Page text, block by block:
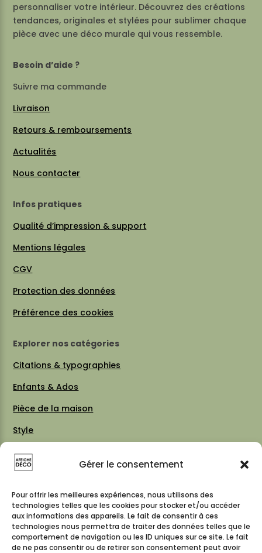
Gérer le consentement
Pour offrir les meilleures expériences, nous utilisons des
technologies telles que les cookies pour stocker et/ou accéder
aux informations des appareils. Le fait de consentir à ces
technologies nous permettra de traiter des données telles que le
comportement de navigation ou les ID uniques sur ce site. Le fait
de ne pas consentir ou de retirer son consentement peut avoir
personnaliser votre intérieur. Découvrez des créations
tendances, originales et stylées pour sublimer chaque
pièce avec une déco murale qui vous ressemble.
Besoin d’aide ?
Suivre ma commande
Livraison
Retours & remboursements
Actualités
Nous contacter
Infos pratiques
Qualité d’impression & support
Mentions légales
CGV
Protection des données
Préférence des cookies
Explorer nos catégories
Citations & typographies
Enfants & Ados
Pièce de la maison
Style
Thèmes
Vintage 70 / 80
Cartes & plans de villes
Suivez-nous